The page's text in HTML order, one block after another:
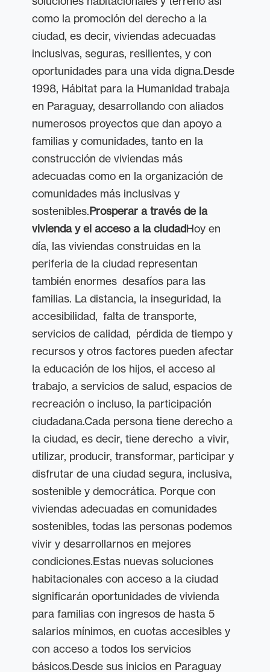
como la promoción del derecho a la
ciudad, es decir, viviendas adecuadas
inclusivas, seguras, resilientes, y con
oportunidades para una vida digna.Desde
1998, Hábitat para la Humanidad trabaja
en Paraguay, desarrollando con aliados
numerosos proyectos que dan apoyo a
familias y comunidades, tanto en la
construcción de viviendas más
adecuadas como en la organización de
comunidades más inclusivas y
sostenibles.Prosperar a través de la
vivienda y el acceso a la ciudadHoy en
día, las viviendas construidas en la
periferia de la ciudad representan
también enormes desafíos para las
familias. La distancia, la inseguridad, la
accesibilidad, falta de transporte,
servicios de calidad, pérdida de tiempo y
recursos y otros factores pueden afectar
la educación de los hijos, el acceso al
trabajo, a servicios de salud, espacios de
recreación o incluso, la participación
ciudadana.Cada persona tiene derecho a
la ciudad, es decir, tiene derecho a vivir,
utilizar, producir, transformar, participar y
disfrutar de una ciudad segura, inclusiva,
sostenible y democrática. Porque con
viviendas adecuadas en comunidades
sostenibles, todas las personas podemos
vivir y desarrollarnos en mejores
condiciones.Estas nuevas soluciones
habitacionales con acceso a la ciudad
significarán oportunidades de vivienda
para familias con ingresos de hasta 5
salarios mínimos, en cuotas accesibles y
con acceso a todos los servicios
básicos.Desde sus inicios en Paraguay